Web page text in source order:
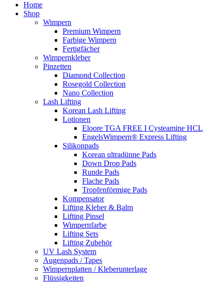
Home
Shop
Wimpern
Premium Wimpern
Farbige Wimpern
Fertigfächer
Wimpernkleber
Pinzetten
Diamond Collection
Rosegold Collection
Nano Collection
Lash Lifting
Korean Lash Lifting
Lotionen
Eloore TGA FREE I Cysteamine HCL
EngelsWimpern® Express Lifting
Silikonpads
Korean ultradünne Pads
Down Drop Pads
Runde Pads
Flache Pads
Tropfenförmige Pads
Kompensator
Lifting Kleber & Balm
Lifting Pinsel
Wimpernfarbe
Lifting Sets
Lifting Zubehör
UV Lash System
Augenpads / Tapes
Wimpernplatten / Kleberunterlage
Flüssigkeiten